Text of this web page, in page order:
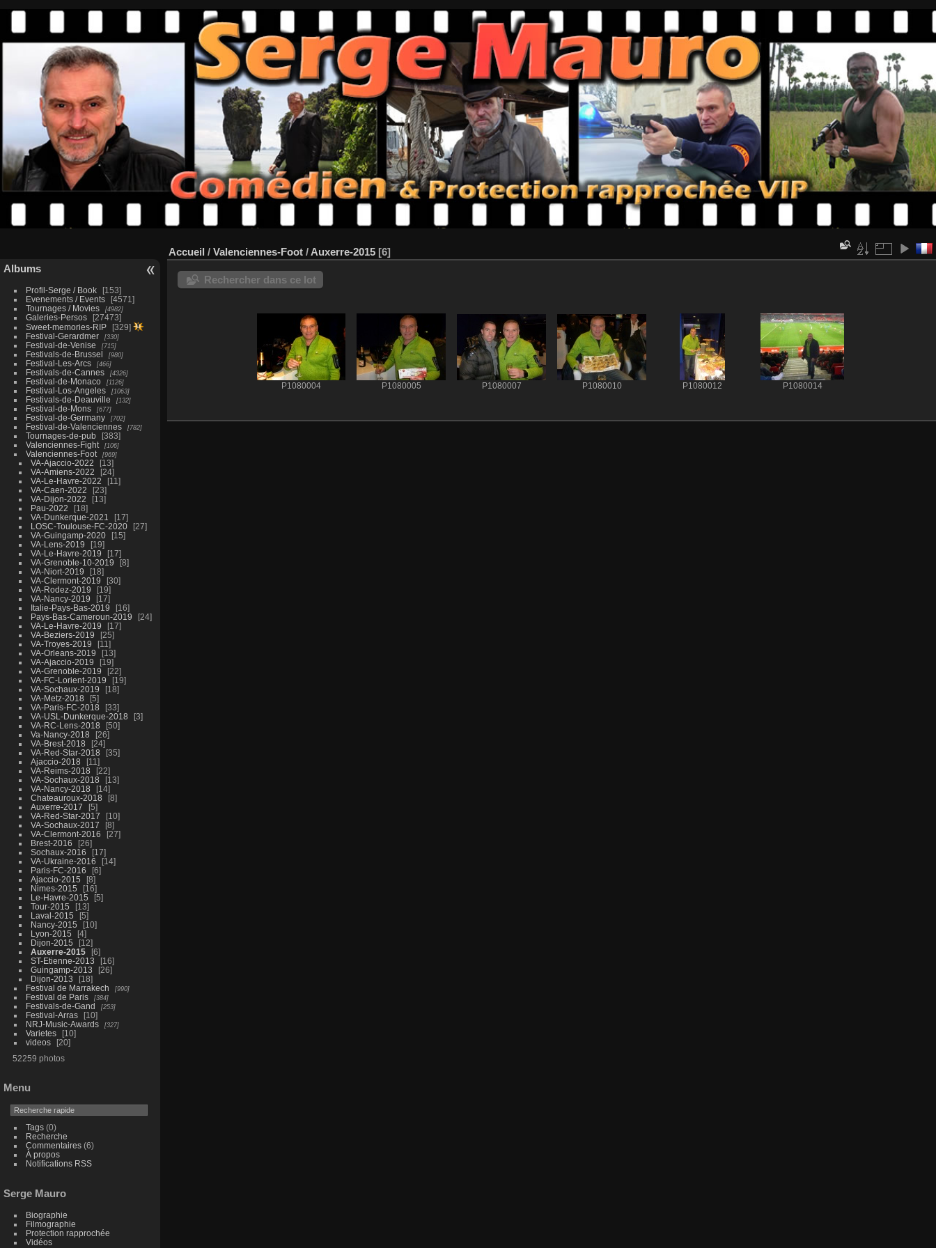
Albums
Profil-Serge / Book
153
Evenements / Events
4571
Tournages / Movies
4982
Galeries-Persos
27473
Sweet-memories-RIP
329
Festival-Gerardmer
330
Festival-de-Venise 715
Festivals-de-Brussel 980
Festival-Les-Arcs 466
Festivals-de-Cannes 4326
Festival-de-Monaco 1126
Festival-Los-Angeles 1063
Festivals-de-Deauville 132
Festival-de-Mons 677
Festival-de-Germany 702
Festival-de-Valenciennes 782
Tournages-de-pub
383
Valenciennes-Fight
106
Valenciennes-Foot 969
VA-Ajaccio-2022
13
VA-Amiens-2022
24
VA-Le-Havre-2022
11
VA-Caen-2022
23
VA-Dijon-2022
13
Pau-2022
18
VA-Dunkerque-2021
17
LOSC-Toulouse-FC-2020
27
VA-Guingamp-2020
15
VA-Lens-2019
19
VA-Le-Havre-2019
17
VA-Grenoble-10-2019
8
VA-Niort-2019
18
VA-Clermont-2019
30
VA-Rodez-2019
19
VA-Nancy-2019
17
Italie-Pays-Bas-2019
16
Pays-Bas-Cameroun-2019
24
VA-Le-Havre-2019
17
VA-Beziers-2019
25
VA-Troyes-2019
11
VA-Orleans-2019
13
VA-Ajaccio-2019
19
VA-Grenoble-2019
22
VA-FC-Lorient-2019
19
VA-Sochaux-2019
18
VA-Metz-2018
5
VA-Paris-FC-2018
33
VA-USL-Dunkerque-2018
3
VA-RC-Lens-2018
50
Va-Nancy-2018
26
VA-Brest-2018
24
VA-Red-Star-2018
35
Ajaccio-2018
11
VA-Reims-2018
22
VA-Sochaux-2018
13
VA-Nancy-2018
14
Chateauroux-2018
8
Auxerre-2017
5
VA-Red-Star-2017
10
VA-Sochaux-2017
8
VA-Clermont-2016
27
Brest-2016
26
Sochaux-2016
17
VA-Ukraine-2016
14
Paris-FC-2016
6
Ajaccio-2015
8
Nimes-2015
16
Le-Havre-2015
5
Tour-2015
13
Laval-2015
5
Nancy-2015
10
Lyon-2015
4
Dijon-2015
12
Auxerre-2015
6
ST-Etienne-2013
16
Guingamp-2013
26
Dijon-2013
18
Festival de Marrakech
990
Festival de Paris 384
Festivals-de-Gand 253
Festival-Arras
10
NRJ-Music-Awards
327
Varietes
10
videos
20
52259 photos
Menu
Tags(0)
Recherche
Commentaires(6)
À propos
Notifications RSS
Serge Mauro
Biographie
Filmographie
Protection rapprochée
Vidéos
Accueil / Valenciennes-Foot / Auxerre-2015 6
Rechercher dans ce lot
P1080004 P1080005 P1080007 P1080010 P1080012 P1080014